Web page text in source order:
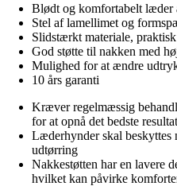
Blødt og komfortabelt læder
Stel af lamellimet og
Slidstærkt materiale,
God støtte til nakken med
Mulighed for at ændre
10 års garanti
Kræver regelmæssig
for at opnå det bedste resultat
Læderhynder skal beskyttes
udtørring
Nakkestøtten har en lavere
hvilket kan påvirke